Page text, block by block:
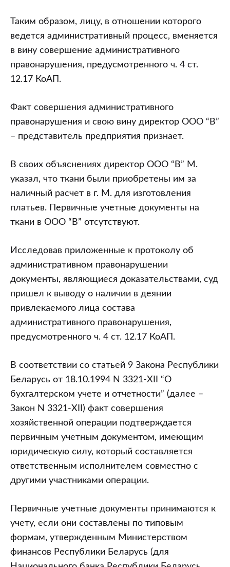
Таким образом, лицу, в отношении которого
ведется административный процесс, вменяется
в вину совершение административного
правонарушения, предусмотренного ч. 4 ст.
12.17 КоАП.
Факт совершения административного
правонарушения и свою вину директор ООО “В”
– представитель предприятия признает.
В своих объяснениях директор ООО “В” М.
указал, что ткани были приобретены им за
наличный расчет в г. М. для изготовления
платьев. Первичные учетные документы на
ткани в ООО “В” отсутствуют.
Исследовав приложенные к протоколу об
административном правонарушении
документы, являющиеся доказательствами, суд
пришел к выводу о наличии в деянии
привлекаемого лица состава
административного правонарушения,
предусмотренного ч. 4 ст. 12.17 КоАП.
В соответствии со статьей 9 Закона Республики
Беларусь от 18.10.1994 N 3321-XII “О
бухгалтерском учете и отчетности” (далее –
Закон N 3321-XII) факт совершения
хозяйственной операции подтверждается
первичным учетным документом, имеющим
юридическую силу, который составляется
ответственным исполнителем совместно с
другими участниками операции.
Первичные учетные документы принимаются к
учету, если они составлены по типовым
формам, утвержденным Министерством
финансов Республики Беларусь (для